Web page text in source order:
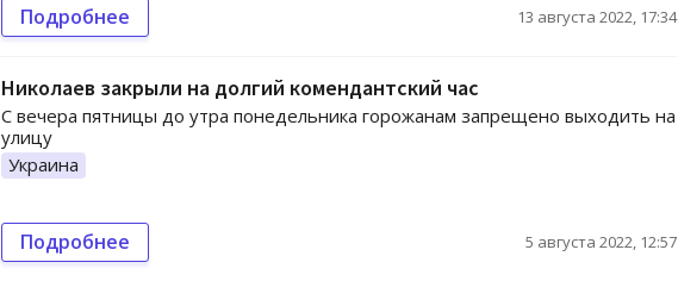
Подробнее 13 августа 2022, 17:34
Николаев закрыли на долгий комендантский час
С вечера пятницы до утра понедельника горожанам запрещено выходить на
улицу
Украина
Подробнее 5 августа 2022, 12:57